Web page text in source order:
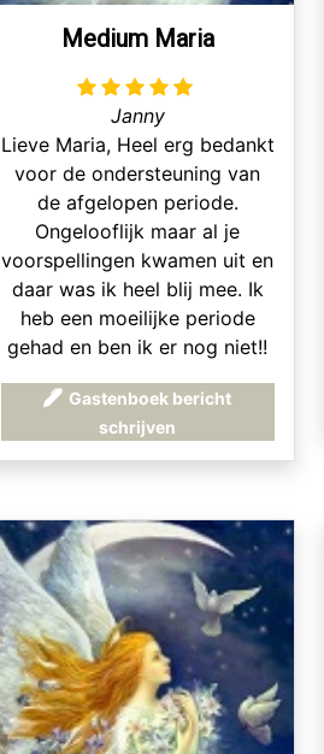
Medium Maria
Janny
Lieve Maria, Heel erg bedankt
voor de ondersteuning van
de afgelopen periode.
Ongelooflijk maar al je
voorspellingen kwamen uit en
daar was ik heel blij mee. Ik
heb een moeilijke periode
gehad en ben ik er nog niet!!
en als ik het even niet zie
zitten of heb advies nodig
dan bel ik je graag weer voor
dank voor alles! Groetjes j
Gastenboek bericht
schrijven